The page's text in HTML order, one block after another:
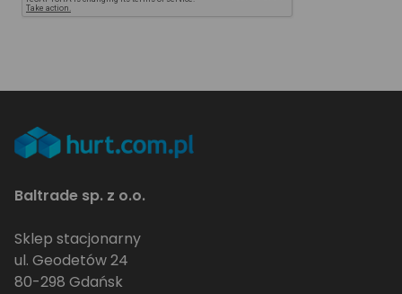
Baltrade sp. z o.o.
Sklep stacjonarny
ul. Geodetów 24
80-298 Gdańsk